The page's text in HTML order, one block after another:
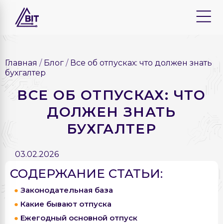
Главная Блог
Все об отпусках: что должен знать
бухгалтер
ВСЕ ОБ ОТПУСКАХ: ЧТО
ДОЛЖЕН ЗНАТЬ
БУХГАЛТЕР
03.02.2026
СОДЕРЖАНИЕ СТАТЬИ:
Законодательная база
Какие бывают отпуска
Ежегодный основной отпуск